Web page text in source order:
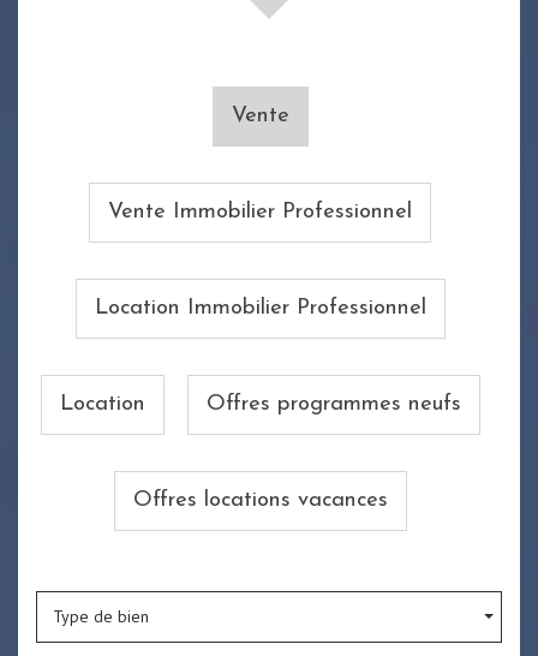
Vente
Vente Immobilier Professionnel
Location Immobilier Professionnel
Location Offres programmes neufs
Offres locations vacances
Type de bien